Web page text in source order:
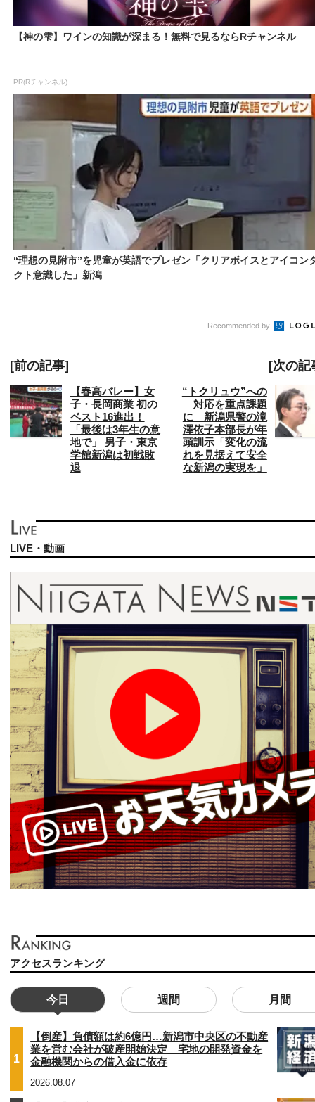
【神の雫】ワインの知識が深まる！無料で見るならRチャンネル
PR(Rチャンネル)
“理想の見附市”を児童が英語でプレゼン「クリアボイスとアイコン
クト意識した」新潟
Recommended by
[前の記事]
【春高バレー】女
子・長岡商業 初の
ベスト16進出！
「最後は3年生の意
地で」 男子・東京
学館新潟は初戦敗
退
[次の記
“トクリュウ”への
対応を重点課題
に 新潟県警の滝
澤依子本部長が年
頭訓示「変化の流
れを見据えて安全
な新潟の実現を」
LIVE・動画
アクセスランキング
今日 週間 月間
1
【倒産】負債額は約6億円…新潟市中央区の不動産
業を営む会社が破産開始決定 宅地の開発資金を
金融機関からの借入金に依存
2026.08.07